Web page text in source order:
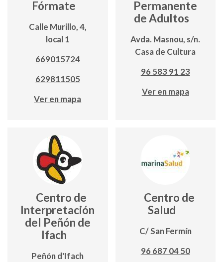
Fórmate
Calle Murillo, 4,
local 1
669015724
629811505
Ver en mapa
Permanente
de Adultos
Avda. Masnou, s/n.
Casa de Cultura
96 583 91 23
Ver en mapa
Centro de
Interpretación
del Peñón de
Ifach
Peñón d'Ifach
Centro de
Salud
C/ San Fermín
96 687 04 50